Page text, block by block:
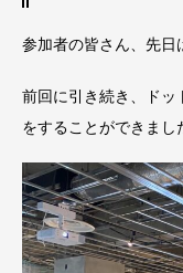
参加者の皆さん、先日
前回に引き続き、ドッ
をすることができまし